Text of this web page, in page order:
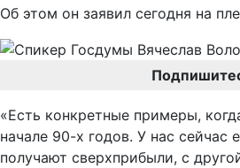
Об этом он заявил сегодня на
«Есть конкретные примеры,
начале 90-х годов. У нас сейчас
получают сверхприбыли, с